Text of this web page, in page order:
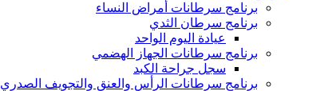
برنامج سرطانات أمراض النساء
برنامج سرطان الثدي
عيادة اليوم الواحد
برنامج سرطانات الجهاز الهضمي
سجل جراحة الكبد
برنامج سرطانات الرأس والعنق والتجويف الصدري